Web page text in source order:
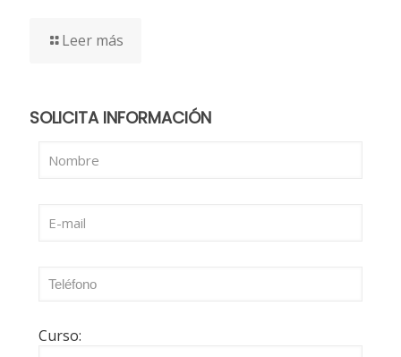
Leer más
SOLICITA INFORMACIÓN
Curso: